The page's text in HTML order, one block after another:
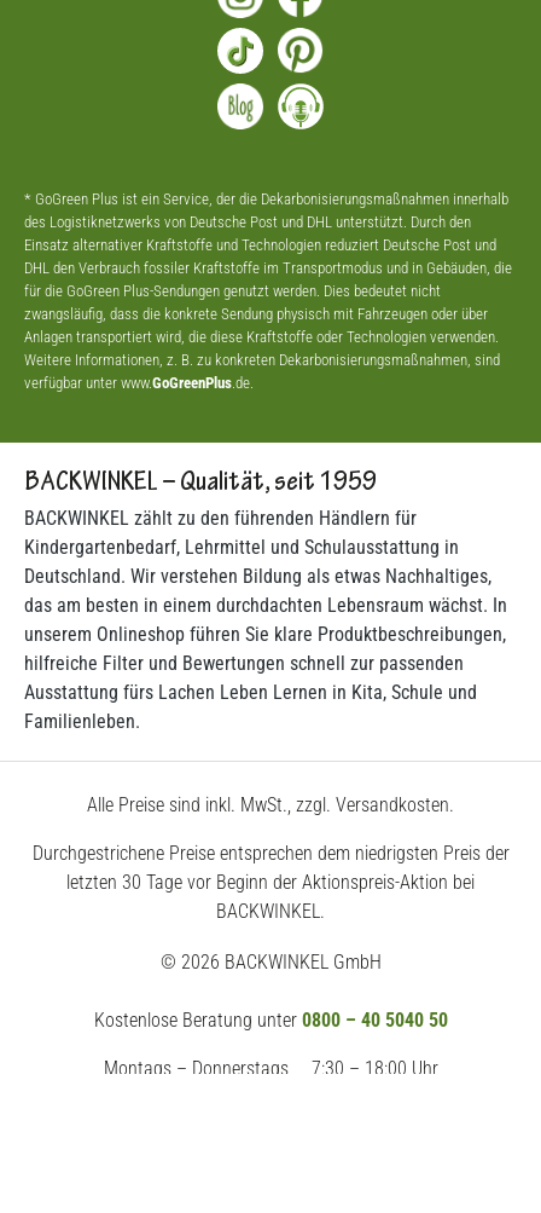
* GoGreen Plus ist ein Service, der die Dekarbonisierungsmaßnahmen innerhalb
des Logistiknetzwerks von Deutsche Post und DHL unterstützt. Durch den
Einsatz alternativer Kraftstoffe und Technologien reduziert Deutsche Post und
DHL den Verbrauch fossiler Kraftstoffe im Transportmodus und in Gebäuden, die
für die GoGreen Plus-Sendungen genutzt werden. Dies bedeutet nicht
zwangsläufig, dass die konkrete Sendung physisch mit Fahrzeugen oder über
Anlagen transportiert wird, die diese Kraftstoffe oder Technologien verwenden.
Weitere Informationen, z. B. zu konkreten Dekarbonisierungsmaßnahmen, sind
verfügbar unter www.GoGreenPlus .de.
BACKWINKEL – Qualität, seit 1959
BACKWINKEL zählt zu den führenden Händlern für
Kindergartenbedarf, Lehrmittel und Schulausstattung in
Deutschland. Wir verstehen Bildung als etwas Nachhaltiges,
das am besten in einem durchdachten Lebensraum wächst. In
unserem Onlineshop führen Sie klare Produktbeschreibungen,
hilfreiche Filter und Bewertungen schnell zur passenden
Ausstattung fürs Lachen Leben Lernen in Kita, Schule und
Familienleben.
Alle Preise sind inkl. MwSt., zzgl. Versandkosten.
Durchgestrichene Preise entsprechen dem niedrigsten Preis der
letzten 30 Tage vor Beginn der Aktionspreis-Aktion bei
BACKWINKEL.
© 2026 BACKWINKEL GmbH
Kostenlose Beratung unter 0800 – 40 5040 50
Montags – Donnerstags
7:30 – 18:00 Uhr